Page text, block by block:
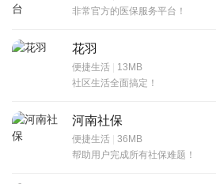
非常官方的医保服务平台！
花羽
便捷生活 | 13MB
社区生活全面搞定！
河南社保
便捷生活 | 36MB
帮助用户完成所有社保难题！